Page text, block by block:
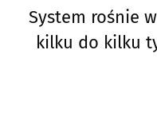
System rośnie
kilku do kilku